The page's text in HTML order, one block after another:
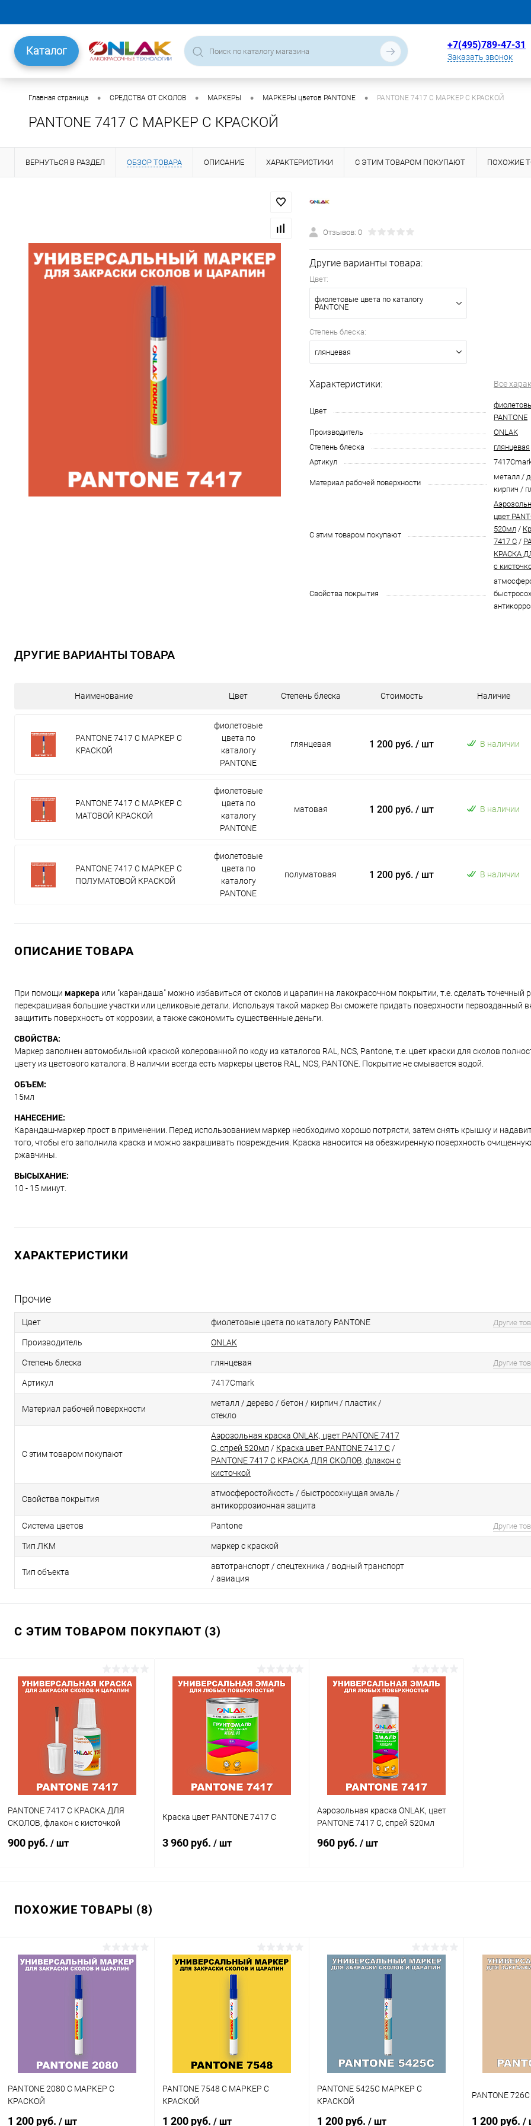
Каталог +7(495)789-47-31
Заказать звонок
Главная страница • СРЕДСТВА ОТ СКОЛОВ • МАРКЕРЫ • МАРКЕРЫ цветов PANTONE • PANTONE 7417 C МАРКЕР С КРАСКОЙ
PANTONE 7417 C МАРКЕР С КРАСКОЙ
ВЕРНУТЬСЯ В РАЗДЕЛ ОБЗОР ТОВАРА ОПИСАНИЕ ХАРАКТЕРИСТИКИ С ЭТИМ ТОВАРОМ ПОКУПАЮТ ПОХОЖИЕ
Отзывов: 0
Другие варианты товара:
Цвет:
фиолетовые цвета по каталогу
PANTONE
Степень блеска:
глянцевая
Характеристики: Все
Цвет
PANTONE
Производитель
ONLAK
Степень блеска
глянцевая
Артикул
Материал рабочей поверхности
металл /
кирпич /
С этим товаром покупают
цвет
520мл /
7417 C /
КРАСКА
с
Свойства покрытия
ДРУГИЕ ВАРИАНТЫ ТОВАРА
Наименование Цвет Степень блеска Стоимость Наличие
PANTONE 7417 C МАРКЕР С
КРАСКОЙ
фиолетовые
цвета по
каталогу
PANTONE
глянцевая 1 200 руб. / шт В наличии
PANTONE 7417 C МАРКЕР С
МАТОВОЙ КРАСКОЙ
фиолетовые
цвета по
каталогу
PANTONE
матовая 1 200 руб. / шт В наличии
PANTONE 7417 C МАРКЕР С
ПОЛУМАТОВОЙ КРАСКОЙ
фиолетовые
цвета по
каталогу
PANTONE
полуматовая 1 200 руб. / шт В наличии
ОПИСАНИЕ ТОВАРА
При помощи маркера или "карандаша" можно избавиться от сколов и царапин на лакокрасочном покрытии, т.е. сделать точечный
перекрашивая большие участки или целиковые детали. Используя такой маркер Вы сможете придать поверхности первозданный
защитить поверхность от коррозии, а также сэкономить существенные деньги.
СВОЙСТВА:
Маркер заполнен автомобильной краской колерованной по коду из каталогов RAL, NCS, Pantone, т.е. цвет краски для сколов
цвету из цветового каталога. В наличии всегда есть маркеры цветов RAL, NCS, PANTONE. Покрытие не смывается водой.
ОБЪЕМ:
15мл
НАНЕСЕНИЕ:
Карандаш-маркер прост в применении. Перед использованием маркер необходимо хорошо потрясти, затем снять крышку и
того, чтобы его заполнила краска и можно закрашивать повреждения. Краска наносится на обезжиренную поверхность
ржавчины.
ВЫСЫХАНИЕ:
10 - 15 минут.
ХАРАКТЕРИСТИКИ
Прочие
Цвет фиолетовые цвета по каталогу PANTONE Другие
Производитель ONLAK
Степень блеска глянцевая Другие
Артикул 7417Cmark
Материал рабочей поверхности
металл / дерево / бетон / кирпич / пластик /
стекло
С этим товаром покупают
Аэрозольная краска ONLAK, цвет PANTONE 7417
C, спрей 520мл / Краска цвет PANTONE 7417 C /
PANTONE 7417 C КРАСКА ДЛЯ СКОЛОВ, флакон с
кисточкой
Свойства покрытия
атмосферостойкоcть / быстросохнущая эмаль /
антикоррозионная защита
Система цветов Pantone Другие
Тип ЛКМ маркер с краской
Тип объекта
автотранспорт / спецтехника / водный транспорт
/ авиация
С ЭТИМ ТОВАРОМ ПОКУПАЮТ (3)
PANTONE 7417 C КРАСКА ДЛЯ
СКОЛОВ, флакон с кисточкой
900 руб. / шт
Цвет:
матовая
Краска цвет PANTONE 7417 C
3 960 руб. / шт
Цвет:
полуматовая
Аэрозольная краска ONLAK, цвет
PANTONE 7417 C, спрей 520мл
960 руб. / шт
Цвет:
ПОХОЖИЕ ТОВАРЫ (8)
PANTONE 2080 C МАРКЕР С
КРАСКОЙ
1 200 руб. / шт
PANTONE 7548 C МАРКЕР С
КРАСКОЙ
1 200 руб. / шт
PANTONE 5425C МАРКЕР С
КРАСКОЙ
1 200 руб. / шт
PANTONE
1 200 руб. /